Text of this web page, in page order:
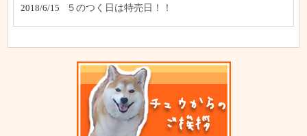
2018/6/15 ５のつく日は特売日！！